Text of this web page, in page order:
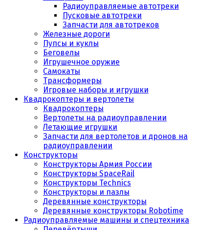
Радиоуправляемые автотреки
Пусковые автотреки
Запчасти для автотреков
Железные дороги
Пупсы и куклы
Беговелы
Игрушечное оружие
Самокаты
Трансформеры
Игровые наборы и игрушки
Квадрокоптеры и вертолеты
Квадрокоптеры
Вертолеты на радиоуправлении
Летающие игрушки
Запчасти для вертолетов и дронов на
радиоуправлении
Конструкторы
Конструкторы Армия России
Конструкторы SpaceRail
Конструкторы Technics
Конструкторы и пазлы
Деревянные конструкторы
Деревянные конструкторы Robotime
Радиоуправляемые машины и спецтехника